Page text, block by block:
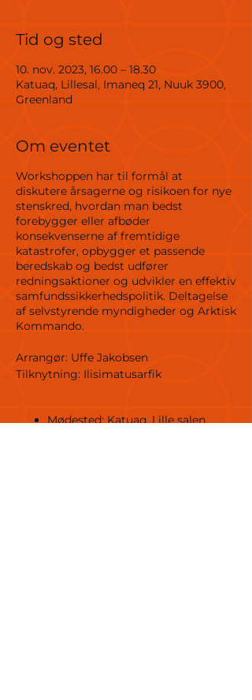
Tid og sted
10. nov. 2023, 16.00 – 18.30
Katuaq, Lillesal, Imaneq 21, Nuuk 3900,
Greenland
Om eventet
Workshoppen har til formål at
diskutere årsagerne og risikoen for nye
stenskred, hvordan man bedst
forebygger eller afbøder
konsekvenserne af fremtidige
katastrofer, opbygger et passende
beredskab og bedst udfører
redningsaktioner og udvikler en effektiv
samfundssikkerhedspolitik. Deltagelse
af selvstyrende myndigheder og Arktisk
Kommando.
Arrangør: Uffe Jakobsen
Tilknytning: Ilisimatusarfik
Mødested: Katuaq, Lille salen